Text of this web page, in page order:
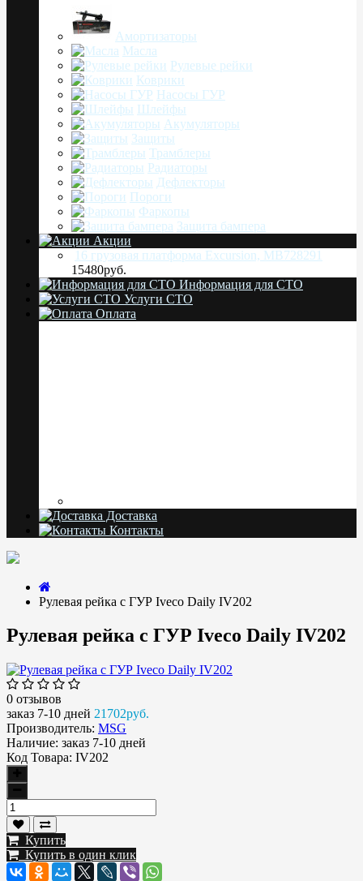
Амортизаторы
Масла
Рулевые рейки
Коврики
Насосы ГУР
Шлейфы
Акумуляторы
Защиты
Трамблеры
Радиаторы
Дефлекторы
Пороги
Фаркопы
Защита бампера
Акции
16 грузовая платформа Excursion, MB728291
15480руб.
Информация для СТО
Услуги СТО
Оплата
Доставка
Контакты
Рулевая рейка с ГУР Iveco Daily IV202
Рулевая рейка с ГУР Iveco Daily IV202
0 отзывов
заказ 7-10 дней 21702руб.
Производитель: MSG
Наличие: заказ 7-10 дней
Код Товара: IV202
Купить
Купить в один клик